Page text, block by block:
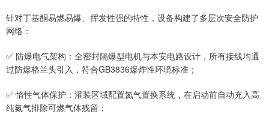
针对丁基酮易燃易爆、挥发性强的特性，设备构建了多层次安全防护
网络：
✅ 防爆电气架构：全密封隔爆型电机与本安电路设计，所有接线均通
过防爆格兰头引入，符合GB3836爆炸性环境标准；
✅ 惰性气体保护：灌装区域配置氮气置换系统，在启动前自动充入高
纯氮气排除可燃气体残留；